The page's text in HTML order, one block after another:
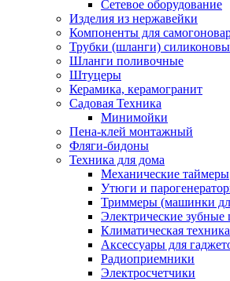
Сетевое оборудование
Изделия из нержавейки
Компоненты для
Трубки (шланги)
Шланги поливочные
Штуцеры
Керамика, керамогранит
Садовая Техника
Минимойки
Пена-клей монтажный
Фляги-бидоны
Техника для дома
Механические таймеры
Утюги и
Триммеры (машинки
Электрические зубные
Климатическая техника
Аксессуары для
Радиоприемники
Электросчетчики